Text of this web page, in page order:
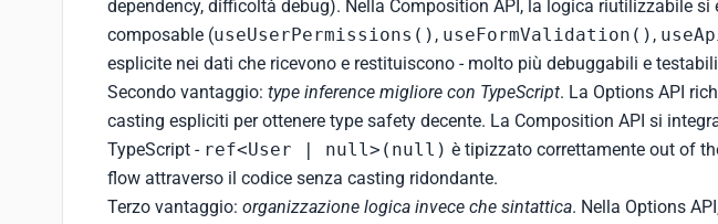
dependency, difficoltà debug). Nella Composition API, la logica riutilizzabile si
composable (useUserPermissions() , useFormValidation() ,
esplicite nei dati che ricevono e restituiscono - molto più debuggabili e
Secondo vantaggio: type inference migliore con TypeScript. La Options API
casting espliciti per ottenere type safety decente. La Composition API si
TypeScript - ref<User | null>(null) è tipizzato correttamente out of
flow attraverso il codice senza casting ridondante.
Terzo vantaggio: organizzazione logica invece che sintattica. Nella Options